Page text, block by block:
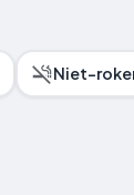
Niet-